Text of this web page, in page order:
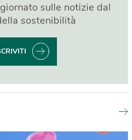
sulle notizie dal
sostenibilità